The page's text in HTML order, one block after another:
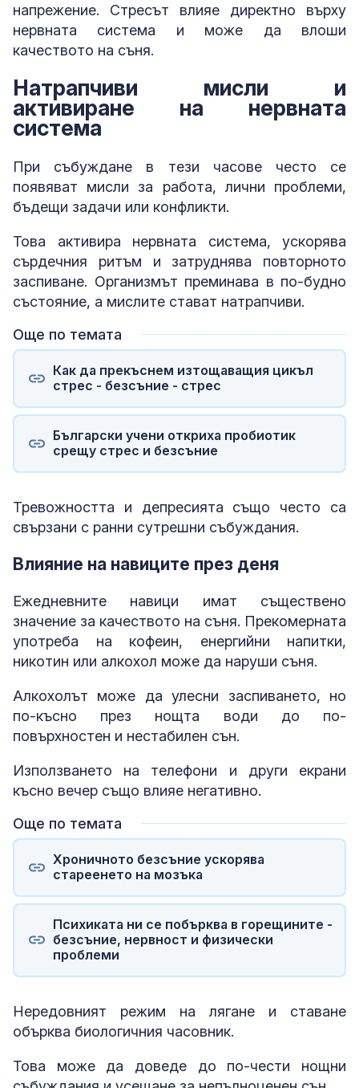
напрежение. Стресът влияе директно върху
нервната система и може да влоши
качеството на съня.
Натрапчиви мисли и
активиране на нервната
система
При събуждане в тези часове често се
появяват мисли за работа, лични проблеми,
бъдещи задачи или конфликти.
Това активира нервната система, ускорява
сърдечния ритъм и затруднява повторното
заспиване. Организмът преминава в по-будно
състояние, а мислите стават натрапчиви.
Още по темата
Как да прекъснем изтощаващия цикъл
стрес - безсъние - стрес
Български учени откриха пробиотик
срещу стрес и безсъние
Тревожността и депресията също често са
свързани с ранни сутрешни събуждания.
Влияние на навиците през деня
Ежедневните навици имат съществено
значение за качеството на съня. Прекомерната
употреба на кофеин, енергийни напитки,
никотин или алкохол може да наруши съня.
Алкохолът може да улесни заспиването, но
по-късно през нощта води до по-
повърхностен и нестабилен сън.
Използването на телефони и други екрани
късно вечер също влияе негативно.
Още по темата
Хроничното безсъние ускорява
стареенето на мозъка
Психиката ни се побърква в горещините -
безсъние, нервност и физически
проблеми
Нередовният режим на лягане и ставане
обърква биологичния часовник.
Това може да доведе до по-чести нощни